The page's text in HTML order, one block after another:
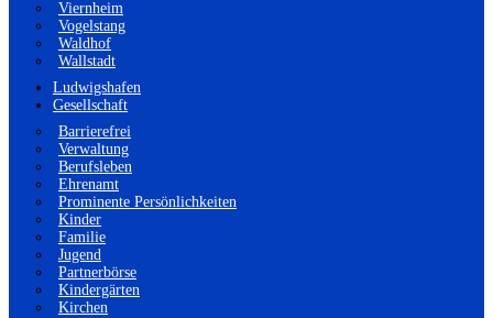
Viernheim
Vogelstang
Waldhof
Wallstadt
Ludwigshafen
Gesellschaft
Barrierefrei
Verwaltung
Berufsleben
Ehrenamt
Prominente Persönlichkeiten
Kinder
Familie
Jugend
Partnerbörse
Kindergärten
Kirchen